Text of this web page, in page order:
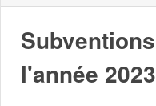
l'année 2023